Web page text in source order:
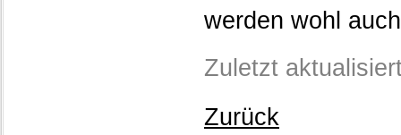
werden wohl
Zuletzt
Zurück